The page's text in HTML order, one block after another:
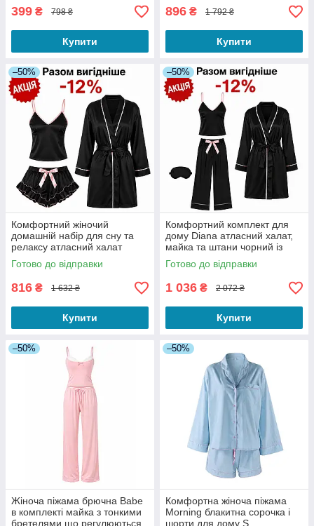
399 ₴ 798 ₴
Купити
896 ₴ 1 792 ₴
Купити
–50%
Комфортний жіночий
домашній набір для сну та
релаксу атласний халат
Diana, майка та шортики Nika
чорний колір S
Готово до відправки
816 ₴ 1 632 ₴
Купити
–50%
Комфортний комплект для
дому Diana атласний халат,
майка та штани чорний із
рожевими акцентами чорний
колір S
Готово до відправки
1 036 ₴ 2 072 ₴
Купити
–50%
Жіноча піжама брючна Babe
в комплекті майка з тонкими
бретелями що регулюються
–50%
Комфортна жіноча піжама
Morning блакитна сорочка і
шорти для дому S